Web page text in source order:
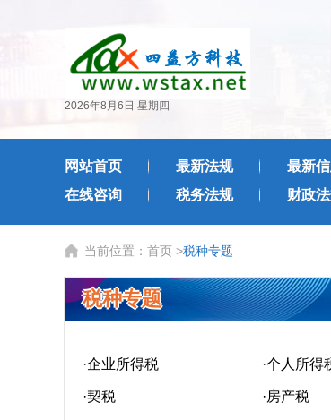
2026年8月6日 星期四
网站首页 最新法规 最新
在线咨询
税务法规 财政
当前位置： 首页 >税种专题
税种专题
·企业所得税 ·个人所得
·契税 ·房产税